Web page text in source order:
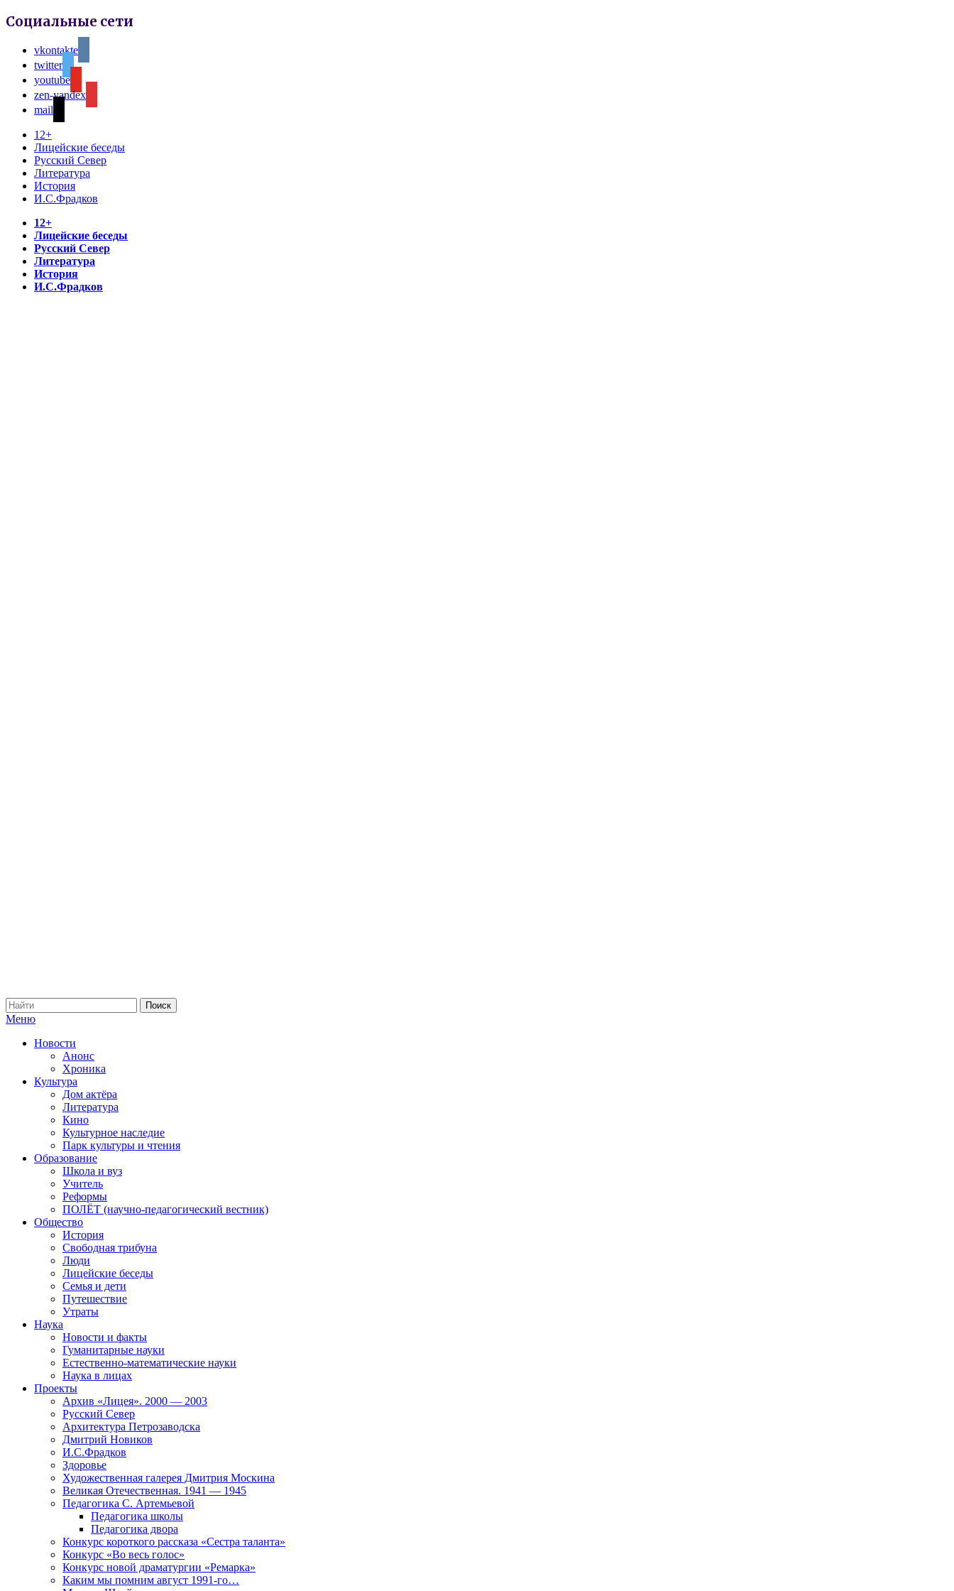
Социальные сети
vkontakte
twitter
youtube
zen-yandex
mail
12+
Лицейские беседы
Русский Север
Литература
История
И.С.Фрадков
12+
Лицейские беседы
Русский Север
Литература
История
И.С.Фрадков
Меню
Новости
Анонс
Хроника
Культура
Дом актёра
Литература
Кино
Культурное наследие
Парк культуры и чтения
Образование
Школа и вуз
Учитель
Реформы
ПОЛЁТ (научно-педагогический вестник)
Общество
История
Свободная трибуна
Люди
Лицейские беседы
Семья и дети
Путешествие
Утраты
Наука
Новости и факты
Гуманитарные науки
Естественно-математические науки
Наука в лицах
Проекты
Архив «Лицея». 2000 — 2003
Русский Север
Архитектура Петрозаводска
Дмитрий Новиков
И.С.Фрадков
Здоровье
Художественная галерея Дмитрия Москина
Великая Отечественная. 1941 — 1945
Педагогика С. Артемьевой
Педагогика школы
Педагогика двора
Конкурс короткого рассказа «Сестра таланта»
Конкурс «Во весь голос»
Конкурс новой драматургии «Ремарка»
Каким мы помним август 1991-го…